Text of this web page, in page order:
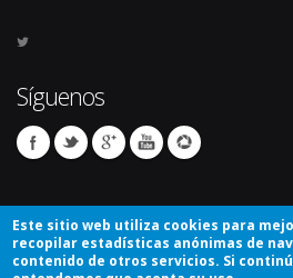
Síguenos
Este sitio web utiliza cookies para
recopilar estadísticas anónimas de
contenido de otros servicios. Si